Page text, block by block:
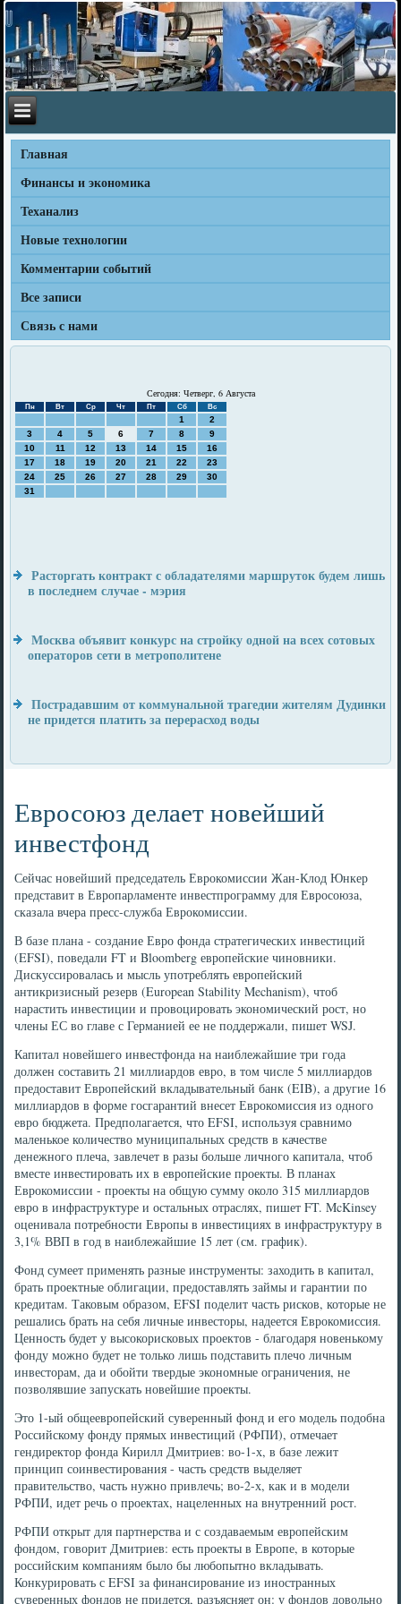
Главная
Финансы и экономика
Теханализ
Новые технологии
Комментарии событий
Все записи
Связь с нами
Сегодня: Четверг, 6 Августа
Пн Вт Ср Чт Пт Сб Вс
1
2
3
4 5 6 7 8
9
10
11 12 13 14 15
16
17
18 19 20 21 22
23
24
25 26 27 28 29
30
31
Расторгать контракт с обладателями маршруток будем лишь
в последнем случае - мэрия
Москва объявит конкурс на стройку одной на всех сотовых
операторов сети в метрополитене
Пострадавшим от коммунальной трагедии жителям Дудинки
не придется платить за перерасход воды
Евросоюз делает новейший
инвестфонд
Сейчас новейший председатель Еврокомиссии Жан-Клод Юнкер
представит в Европарламенте инвестпрограмму для Евросоюза,
сказала вчера пресс-служба Еврокомиссии.
В базе плана - создание Евро фонда стратегических инвестиций
(EFSI), поведали FT и Bloomberg европейские чиновники.
Дискуссировалась и мысль употреблять европейский
антикризисный резерв (European Stability Mechanism), чтоб
нарастить инвестиции и провоцировать экономический рост, но
члены ЕС во главе с Германией ее не поддержали, пишет WSJ.
Капитал новейшего инвестфонда на наиблежайшие три года
должен составить 21 миллиардов евро, в том числе 5 миллиардов
предоставит Европейский вкладывательный банк (EIB), а другие 16
миллиардов в форме госгарантий внесет Еврокомиссия из одного
евро бюджета. Предполагается, что EFSI, используя сравнимо
маленькое количество муниципальных средств в качестве
денежного плеча, завлечет в разы больше личного капитала, чтоб
вместе инвестировать их в европейские проекты. В планах
Еврокомиссии - проекты на общую сумму около 315 миллиардов
евро в инфраструктуре и остальных отраслях, пишет FT. McKinsey
оценивала потребности Европы в инвестициях в инфраструктуру в
3,1% ВВП в год в наиблежайшие 15 лет (см. график).
Фонд сумеет применять разные инструменты: заходить в капитал,
брать проектные облигации, предоставлять займы и гарантии по
кредитам. Таковым образом, EFSI поделит часть рисков, которые не
решались брать на себя личные инвесторы, надеется Еврокомиссия.
Ценность будет у высокорисковых проектов - благодаря новенькому
фонду можно будет не только лишь подставить плечо личным
инвесторам, да и обойти твердые экономные ограничения, не
позволявшие запускать новейшие проекты.
Это 1-ый общеевропейский суверенный фонд и его модель подобна
Российскому фонду прямых инвестиций (РФПИ), отмечает
гендиректор фонда Кирилл Дмитриев: во-1-х, в базе лежит
принцип соинвестирования - часть средств выделяет
правительство, часть нужно привлечь; во-2-х, как и в модели
РФПИ, идет речь о проектах, нацеленных на внутренний рост.
РФПИ открыт для партнерства и с создаваемым европейским
фондом, говорит Дмитриев: есть проекты в Европе, в которые
российским компаниям было бы любопытно вкладывать.
Конкурировать с EFSI за финансирование из иностранных
суверенных фондов не придется, разъясняет он: у фондов довольно